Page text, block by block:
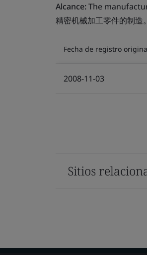
Alcance:The
精密机械加工零件的制造。
Fecha de registro
2008-11-03
Sitios